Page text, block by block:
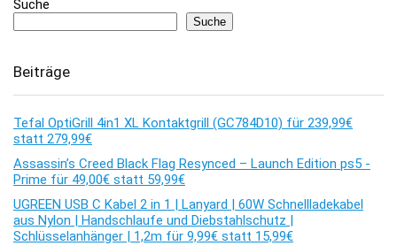
Suche
Suche
Beiträge
Tefal OptiGrill 4in1 XL Kontaktgrill (GC784D10) für 239,99€
statt 279,99€
Assassin’s Creed Black Flag Resynced – Launch Edition ps5 -
Prime für 49,00€ statt 59,99€
UGREEN USB C Kabel 2 in 1 | Lanyard | 60W Schnellladekabel
aus Nylon | Handschlaufe und Diebstahlschutz |
Schlüsselanhänger | 1,2m für 9,99€ statt 15,99€